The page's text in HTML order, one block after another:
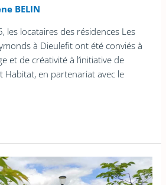
BELIN
les locataires des résidences Les
à Dieulefit ont été conviés à
et de créativité à l’initiative de
Habitat, en partenariat avec le